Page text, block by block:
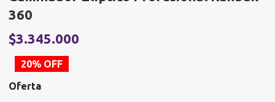
360
El
precio
original
era:
$3.345.000
20% OFF
Oferta